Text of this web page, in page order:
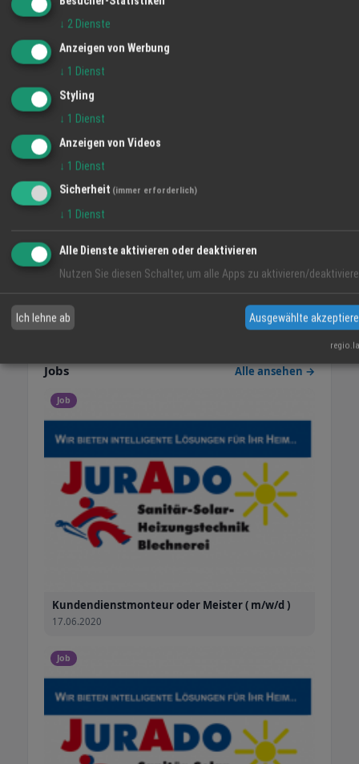
Solarthermie eine interessante Ergänzung
Angebot
16.06.2020
Jobs Alle ansehen →
Job
Kundendienstmonteur oder Meister ( m/w/d )
17.06.2020
Job
↓ 2 Dienste
Anzeigen von Werbung
↓ 1 Dienst
Styling
↓ 1 Dienst
Anzeigen von Videos
↓ 1 Dienst
Sicherheit (immer erforderlich)
↓ 1 Dienst
Alle Dienste aktivieren oder deaktivieren
Nutzen Sie diesen Schalter, um alle Apps zu aktivieren/
Ich lehne ab Ausgewählte